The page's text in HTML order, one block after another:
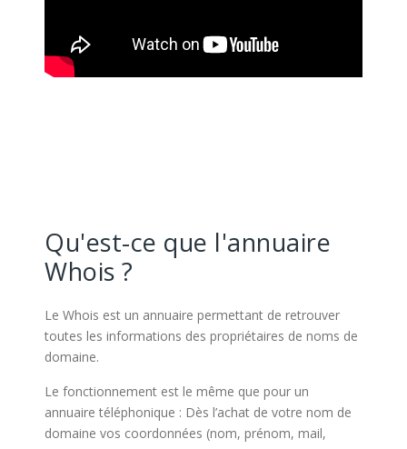
Qu'est-ce que l'annuaire
Whois ?
Le Whois est un annuaire permettant de retrouver
toutes les informations des propriétaires de noms de
domaine.
Le fonctionnement est le même que pour un
annuaire téléphonique : Dès l’achat de votre nom de
domaine vos coordonnées (nom, prénom, mail,